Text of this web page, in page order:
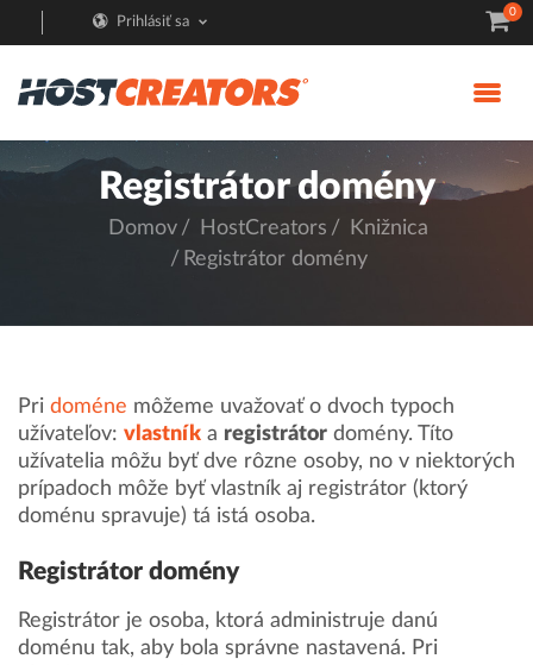
Prihlásiť sa
0
Registrátor domény
Domov HostCreators
Knižnica
Registrátor domény
Pri doméne môžeme uvažovať o dvoch typoch
užívateľov: vlastník a registrátor domény. Títo
užívatelia môžu byť dve rôzne osoby, no v niektorých
prípadoch môže byť vlastník aj registrátor (ktorý
doménu spravuje) tá istá osoba.
Registrátor domény
Registrátor je osoba, ktorá administruje danú
doménu tak, aby bola správne nastavená. Pri